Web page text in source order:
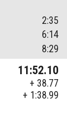
2:35
6:14
8:29
11:52.10
+ 38.77
+ 1:38.99